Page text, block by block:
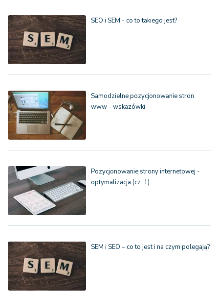
SEO i SEM - co to takiego jest?
Samodzielne pozycjonowanie stron
www - wskazówki
Pozycjonowanie strony internetowej -
optymalizacja (cz. 1)
SEM i SEO – co to jest i na czym polegają?